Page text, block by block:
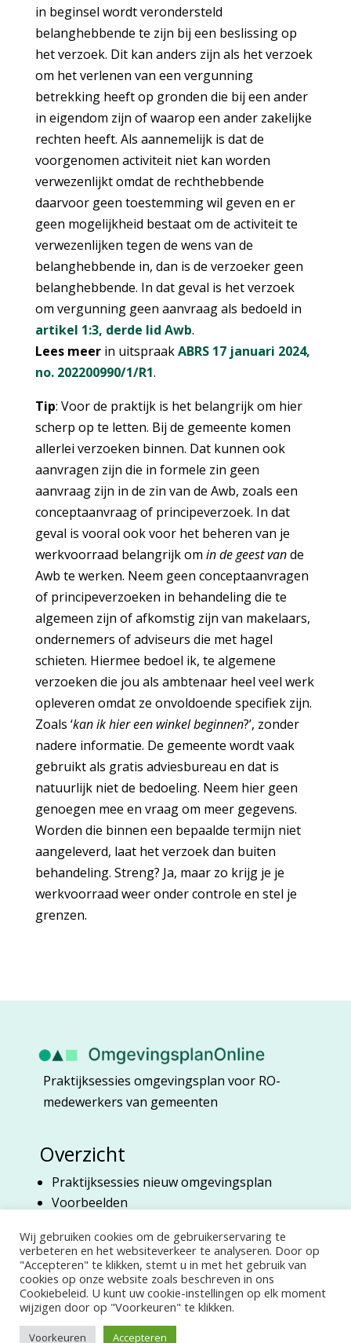
in beginsel wordt verondersteld
belanghebbende te zijn bij een beslissing op
het verzoek. Dit kan anders zijn als het verzoek
om het verlenen van een vergunning
betrekking heeft op gronden die bij een ander
in eigendom zijn of waarop een ander zakelijke
rechten heeft. Als aannemelijk is dat de
voorgenomen activiteit niet kan worden
verwezenlijkt omdat de rechthebbende
daarvoor geen toestemming wil geven en er
geen mogelijkheid bestaat om de activiteit te
verwezenlijken tegen de wens van de
belanghebbende in, dan is de verzoeker geen
belanghebbende. In dat geval is het verzoek
om vergunning geen aanvraag als bedoeld in
artikel 1:3, derde lid Awb.
Lees meerin uitspraakABRS 17 januari 2024,
no. 202200990/1/R1.
Tip: Voor de praktijk is het belangrijk om hier
scherp op te letten. Bij de gemeente komen
allerlei verzoeken binnen. Dat kunnen ook
aanvragen zijn die in formele zin geen
aanvraag zijn in de zin van de Awb, zoals een
conceptaanvraag of principeverzoek. In dat
geval is vooral ook voor het beheren van je
werkvoorraad belangrijk om in de geest vande
Awb te werken. Neem geen conceptaanvragen
of principeverzoeken in behandeling die te
algemeen zijn of afkomstig zijn van makelaars,
ondernemers of adviseurs die met hagel
schieten. Hiermee bedoel ik, te algemene
verzoeken die jou als ambtenaar heel veel werk
opleveren omdat ze onvoldoende specifiek zijn.
Zoals ‘kan ik hier een winkel beginnen?’, zonder
nadere informatie. De gemeente wordt vaak
gebruikt als gratis adviesbureau en dat is
natuurlijk niet de bedoeling. Neem hier geen
genoegen mee en vraag om meer gegevens.
Worden die binnen een bepaalde termijn niet
aangeleverd, laat het verzoek dan buiten
behandeling. Streng? Ja, maar zo krijg je je
werkvoorraad weer onder controle en stel je
grenzen.
Praktijksessies omgevingsplan voor RO-
medewerkers van gemeenten
Overzicht
Praktijksessies nieuw omgevingsplan
Voorbeelden
Bedrijf
Contact
Voorbeelden prakijksessies
Wij gebruiken cookies om de gebruikerservaring te
verbeteren en het websiteverkeer te analyseren. Door op
"Accepteren" te klikken, stemt u in met het gebruik van
cookies op onze website zoals beschreven in ons
Cookiebeleid. U kunt uw cookie-instellingen op elk moment
wijzigen door op "Voorkeuren" te klikken.
Voorkeuren Accepteren